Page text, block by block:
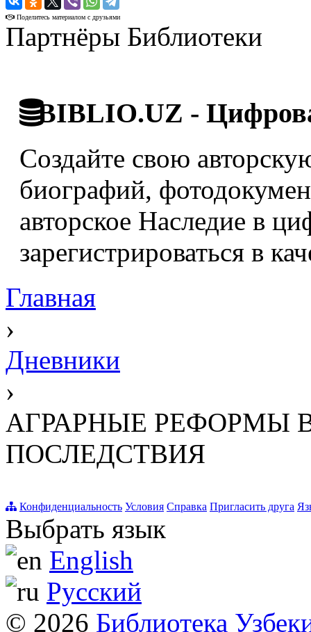
Поделитесь материалом с друзьями
Партнёры Библиотеки
BIBLIO.UZ -
Создайте свою
биографий,
авторское Наследие в
зарегистрироваться в
Главная
›
Дневники
›
АГРАРНЫЕ РЕФОРМЫ
ПОСЛЕДСТВИЯ
Конфиденциальность Условия Справка Пригласить друга
Выбрать язык
English
Русский
© 2026 Библиотека